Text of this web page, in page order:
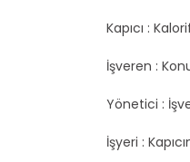
Kapıcı :
İşveren :
Yönetici :
İşyeri :